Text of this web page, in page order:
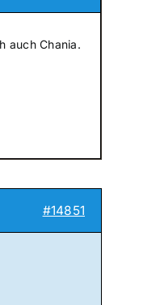
auch Chania.
#14851